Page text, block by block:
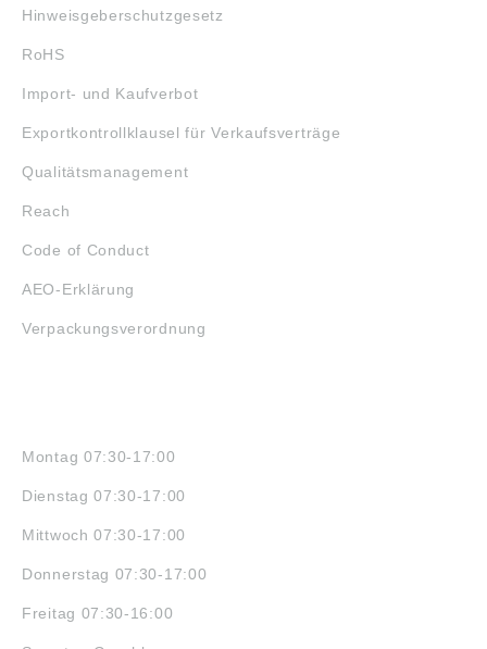
Hinweisgeberschutzgesetz
RoHS
Import- und Kaufverbot
Exportkontrollklausel für Verkaufsverträge
Qualitätsmanagement
Reach
Code of Conduct
AEO-Erklärung
Verpackungsverordnung
Montag 07:30-17:00
Dienstag 07:30-17:00
Mittwoch 07:30-17:00
Donnerstag 07:30-17:00
Freitag 07:30-16:00